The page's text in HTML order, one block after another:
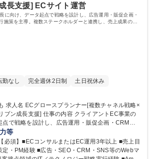
長支援] ECサイト運営
に向け、データ起点で戦略を設計し、広告運用・販促企画・
施策を主導。複数ステークホルダーと連携し、売上成果の最
です。
勤なし 完全週休2日制 土日祝休み
×
内容 クライアントEC事業の
点で戦略を設計し、広告運用・販促企画・CRM・
を主導。複数ステークホルダーと連携し、売上成
■KPIに基づく年間・月間EC戦略
別成長戦略の策定 ■データ分析による課題抽出と改
等の施策設計 ■広告運用、商品ページ改善、キ
等
必須】■ECコンサルまたはEC運用3年以上 ■売上目
定・PM経験 ■広告・SEO・CRM・SNS等のWebマ